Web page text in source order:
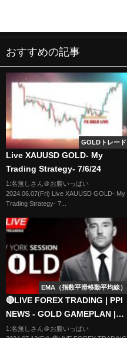
おすすめの記事
GOLDトレード
Live XAUUSD GOLD- My
Trading Strategy- 7/6/24
1:名無しさん＠お腹いっぱい
2024.06.07(Fri) Live XAUUSD GOLD- My
Trading Strategy- 7...
EMA（指数平滑移動平均線）
🔴LIVE FOREX TRADING | PPI
NEWS - GOLD GAMEPLAN |
LTA CONCEPTS | 12/07 | XAU
1:名無しさん＠お腹いっぱい